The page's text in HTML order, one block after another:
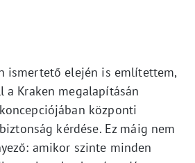
ismertető elején is említettem,
a Kraken megalapításán
központi
kérdése. Ez máig nem
amikor szinte minden